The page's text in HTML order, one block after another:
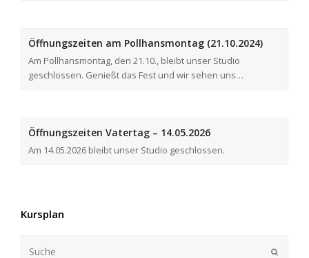
Öffnungszeiten am Pollhansmontag (21.10.2024)
Am Pollhansmontag, den 21.10., bleibt unser Studio
geschlossen. Genießt das Fest und wir sehen uns…
Öffnungszeiten Vatertag – 14.05.2026
Am 14.05.2026 bleibt unser Studio geschlossen.
Kursplan